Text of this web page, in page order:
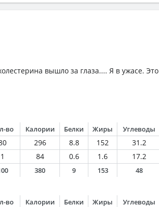
вышло за глаза.... Я в ужасе. Это
во Калории Белки Жиры Углеводы
296 8.8 152
31.2
1 84 0.6 1.6
17.2
380 9 153 48
во Калории Белки Жиры Углеводы